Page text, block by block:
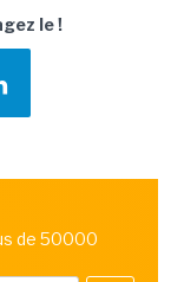
le !
de 50000